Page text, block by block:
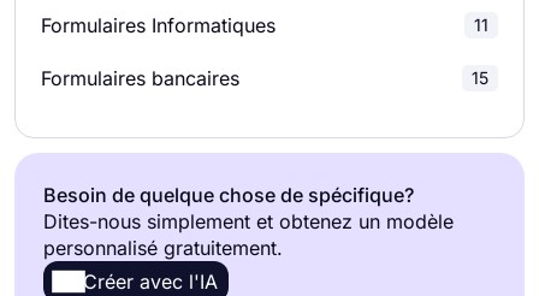
Sondages de Recherche
Formulaires Informatiques 11
Formulaires bancaires 15
Besoin de quelque chose de spécifique?
Dites-nous simplement et obtenez un modèle
personnalisé gratuitement.
Créer avec l'IA